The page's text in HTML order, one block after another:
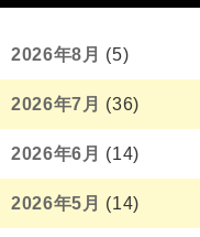
2026年8月 (5)
2026年7月 (36)
2026年6月 (14)
2026年5月 (14)